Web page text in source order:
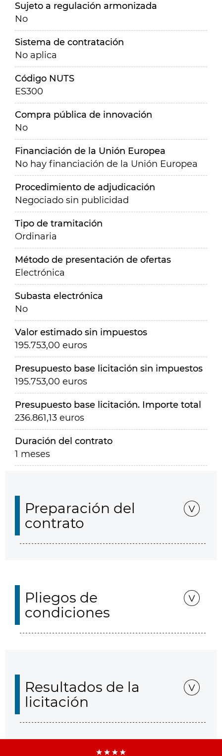
Sujeto a regulación armonizada
No
Sistema de contratación
No aplica
Código NUTS
ES300
Compra pública de innovación
No
Financiación de la Unión Europea
No hay financiación de la Unión Europea
Procedimiento de adjudicación
Negociado sin publicidad
Tipo de tramitación
Ordinaria
Método de presentación de ofertas
Electrónica
Subasta electrónica
No
Valor estimado sin impuestos
195.753,00 euros
Presupuesto base licitación sin impuestos
195.753,00 euros
Presupuesto base licitación. Importe total
236.861,13 euros
Duración del contrato
1 meses
Preparación del
contrato
Pliegos de
condiciones
Resultados de la
licitación